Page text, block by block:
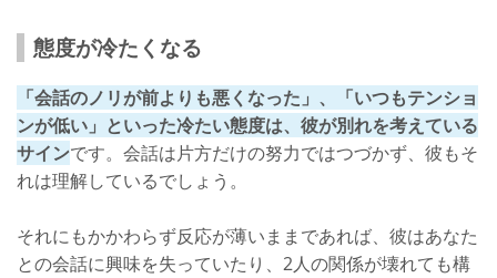
態度が冷たくなる
「会話のノリが前よりも悪くなった」、「いつもテンショ
ンが低い」といった冷たい態度は、彼が別れを考えている
サインです。会話は片方だけの努力ではつづかず、彼もそ
れは理解しているでしょう。
それにもかかわらず反応が薄いままであれば、彼はあなた
との会話に興味を失っていたり、2人の関係が壊れても構